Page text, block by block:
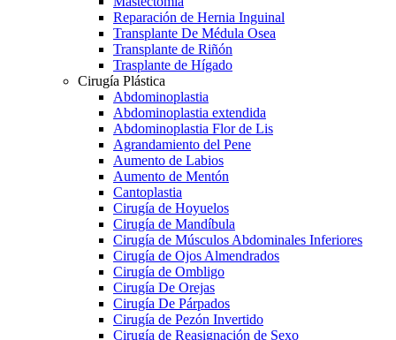
Reparación de Hernia Inguinal
Transplante De Médula Osea
Transplante de Riñón
Trasplante de Hígado
Cirugía Plástica
Abdominoplastia
Abdominoplastia extendida
Abdominoplastia Flor de Lis
Agrandamiento del Pene
Aumento de Labios
Aumento de Mentón
Cantoplastia
Cirugía de Hoyuelos
Cirugía de Mandíbula
Cirugía de Músculos Abdominales Inferiores
Cirugía de Ojos Almendrados
Cirugía de Ombligo
Cirugía De Orejas
Cirugía De Párpados
Cirugía de Pezón Invertido
Cirugía de Reasignación de Sexo